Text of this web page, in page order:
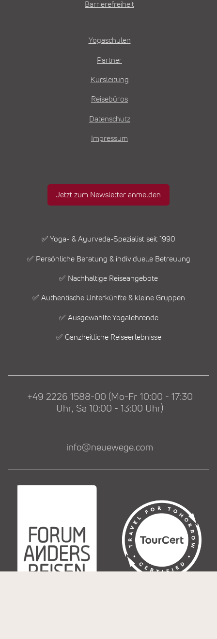
Barrierefreiheit
Yogaschulen
Partner
Kursleitung
Reisebüros
Datenschutz
Impressum
Jetzt zum Newsletter anmelden
✅ Yoga- & Ayurveda-Spezialist seit 1990
✅ Persönliche Beratung & individuelle Betreuung
✅ Nachhaltige Reiseangebote
✅ Authentische Unterkünfte & kleine Gruppen
✅ Ausgewählte Yogalehrende
✅ Ganzheitliche Reiseerlebnisse
+49 2226 1588-00 (Mo-Fr 10:00 - 17:30
Uhr, Sa 10:00 - 13:00 Uhr)
info@neuewege.com